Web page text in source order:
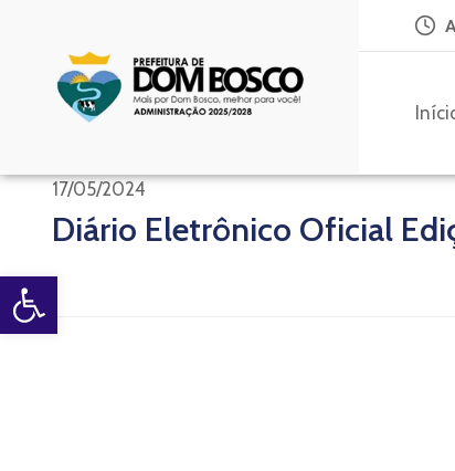
Open toolbar
17/05/2024
Diário Eletrônico Oficial